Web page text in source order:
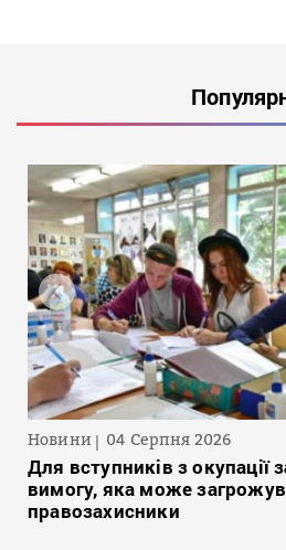
Новини 04 Серпня 2026
Для вступників з окупації
вимогу, яка може
правозахисники